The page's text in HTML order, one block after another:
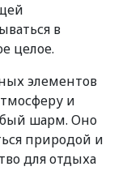
в
целое.
элементов
и
шарм. Оно
природой и
для отдыха